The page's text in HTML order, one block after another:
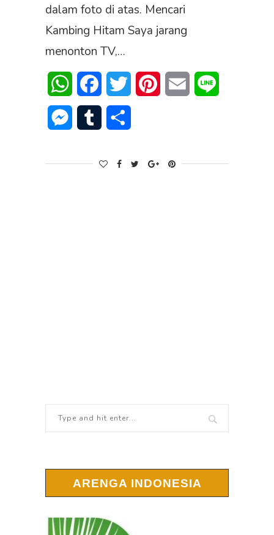
dalam foto di atas. Mencari
Kambing Hitam Saya jarang
menonton TV,…
WhatsAppFacebookTwitter PinterestEmail
Messenger
Tumblr
ARENGA INDONESIA